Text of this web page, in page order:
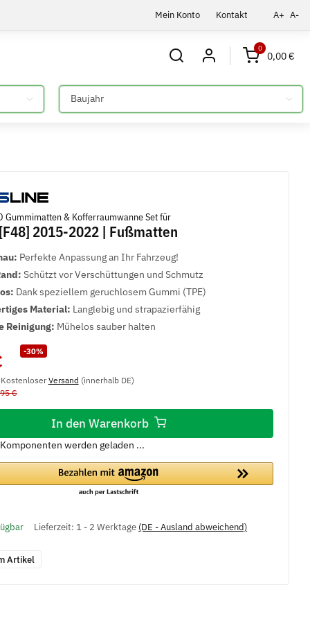
Mein Konto Kontakt A+ A-
0
0,00 €
Bitte auswählen
Gummimatten & Kofferraumwanne Set für
2015-2022 | Fußmatten
Perfekte Anpassung an Ihr Fahrzeug!
Schützt vor Verschüttungen und Schmutz
Dank speziellem geruchlosem Gummi (TPE)
Material: Langlebig und strapazierfähig
Reinigung: Mühelos sauber halten
-30%
KostenloserVersand (innerhalb DE)
€
In den Warenkorb
Komponenten werden geladen ...
Lieferzeit: 1 - 2 Werktage (DE - Ausland abweichend)
Artikel